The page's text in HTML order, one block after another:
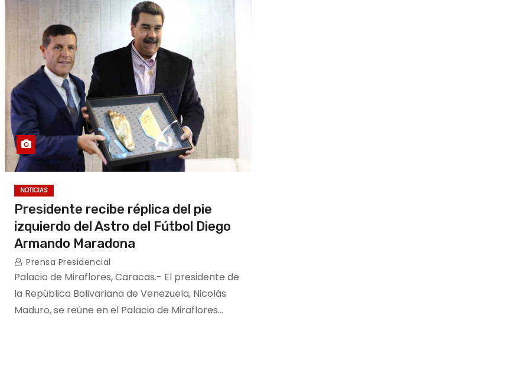
NOTICIAS
Presidente recibe réplica del pie
izquierdo del Astro del Fútbol Diego
Armando Maradona
Prensa Presidencial
Palacio de Miraflores, Caracas.- El presidente de
la República Bolivariana de Venezuela, Nicolás
Maduro, se reúne en el Palacio de Miraflores…